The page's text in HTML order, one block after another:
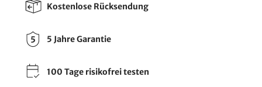
Kostenlose Rücksendung
5 Jahre Garantie
100 Tage risikofrei testen